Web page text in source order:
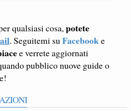
qualsiasi cosa,potete
. Seguitemi suFacebooke
e verrete aggiornati
pubblico nuove guide o